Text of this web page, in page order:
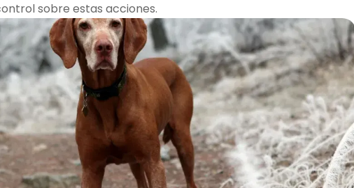
sobre estas acciones.